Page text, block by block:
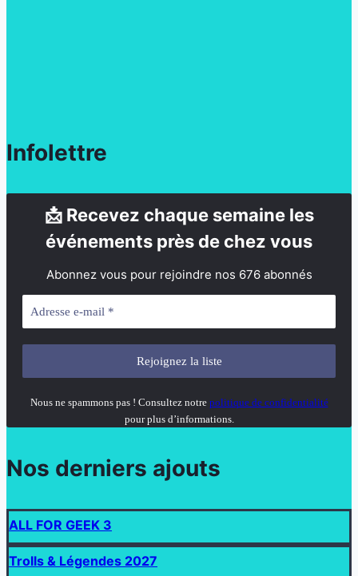
Infolettre
📩 Recevez chaque semaine les
événements près de chez vous
Abonnez vous pour rejoindre nos 676 abonnés
Nous ne spammons pas ! Consultez notre politique de confidentialité
pour plus d’informations.
Nos derniers ajouts
ALL FOR GEEK 3
Trolls & Légendes 2027